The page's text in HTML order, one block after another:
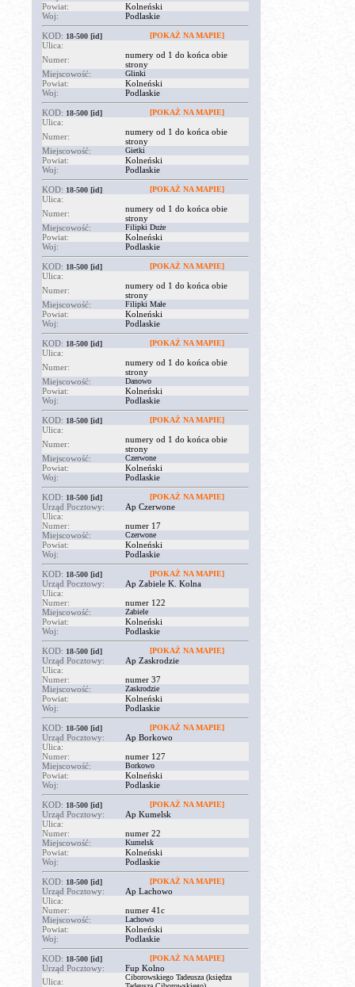
Powiat:
Kolneński
Woj:
Podlaskie
KOD: 18-500 [id] [POKAŻ NA MAPIE]
Ulica:
Numer:
numery od 1 do końca obie
strony
Miejscowość:
Glinki
Powiat:
Kolneński
Woj:
Podlaskie
KOD: 18-500 [id] [POKAŻ NA MAPIE]
Ulica:
Numer:
numery od 1 do końca obie
strony
Miejscowość:
Gietki
Powiat:
Kolneński
Woj:
Podlaskie
KOD: 18-500 [id] [POKAŻ NA MAPIE]
Ulica:
Numer:
numery od 1 do końca obie
strony
Miejscowość:
Filipki Duże
Powiat:
Kolneński
Woj:
Podlaskie
KOD: 18-500 [id] [POKAŻ NA MAPIE]
Ulica:
Numer:
numery od 1 do końca obie
strony
Miejscowość:
Filipki Małe
Powiat:
Kolneński
Woj:
Podlaskie
KOD: 18-500 [id] [POKAŻ NA MAPIE]
Ulica:
Numer:
numery od 1 do końca obie
strony
Miejscowość:
Danowo
Powiat:
Kolneński
Woj:
Podlaskie
KOD: 18-500 [id] [POKAŻ NA MAPIE]
Ulica:
Numer:
numery od 1 do końca obie
strony
Miejscowość:
Czerwone
Powiat:
Kolneński
Woj:
Podlaskie
KOD: 18-500 [id] [POKAŻ NA MAPIE]
Urząd Pocztowy:
Ap Czerwone
Ulica:
Numer:
numer 17
Miejscowość:
Czerwone
Powiat:
Kolneński
Woj:
Podlaskie
KOD: 18-500 [id] [POKAŻ NA MAPIE]
Urząd Pocztowy:
Ap Zabiele K. Kolna
Ulica:
Numer:
numer 122
Miejscowość:
Zabiele
Powiat:
Kolneński
Woj:
Podlaskie
KOD: 18-500 [id] [POKAŻ NA MAPIE]
Urząd Pocztowy:
Ap Zaskrodzie
Ulica:
Numer:
numer 37
Miejscowość:
Zaskrodzie
Powiat:
Kolneński
Woj:
Podlaskie
KOD: 18-500 [id] [POKAŻ NA MAPIE]
Urząd Pocztowy:
Ap Borkowo
Ulica:
Numer:
numer 127
Miejscowość:
Borkowo
Powiat:
Kolneński
Woj:
Podlaskie
KOD: 18-500 [id] [POKAŻ NA MAPIE]
Urząd Pocztowy:
Ap Kumelsk
Ulica:
Numer:
numer 22
Miejscowość:
Kumelsk
Powiat:
Kolneński
Woj:
Podlaskie
KOD: 18-500 [id] [POKAŻ NA MAPIE]
Urząd Pocztowy:
Ap Lachowo
Ulica:
Numer:
numer 41c
Miejscowość:
Lachowo
Powiat:
Kolneński
Woj:
Podlaskie
KOD: 18-500 [id] [POKAŻ NA MAPIE]
Urząd Pocztowy:
Fup Kolno
Ulica:
Ciborowskiego Tadeusza (księdza